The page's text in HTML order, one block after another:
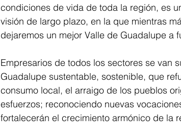
condiciones de vida de toda la región, es
visión de largo plazo, en la que mientras
dejaremos un mejor Valle de Guadalupe a
Empresarios de todos los sectores se van
Guadalupe sustentable, sostenible, que
consumo local, el arraigo de los pueblos
esfuerzos; reconociendo nuevas
fortalecerán el crecimiento armónico de la